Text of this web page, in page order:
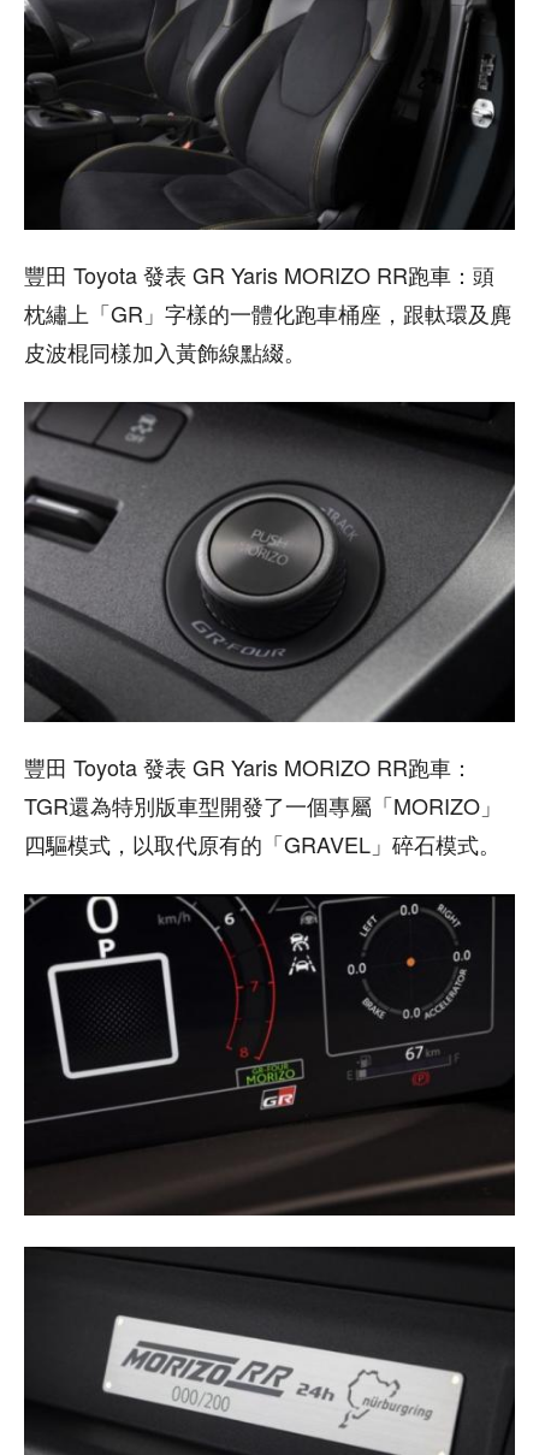
豐田 Toyota 發表 GR Yaris MORIZO RR跑車：頭
枕繡上「GR」字樣的一體化跑車桶座，跟軚環及麂
皮波棍同樣加入黃飾線點綴。
豐田 Toyota 發表 GR Yaris MORIZO RR跑車：
TGR還為特別版車型開發了一個專屬「MORIZO」
四驅模式，以取代原有的「GRAVEL」碎石模式。